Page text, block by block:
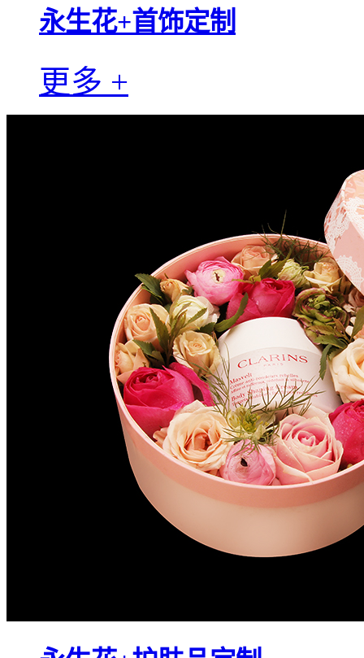
永生花+首饰定制
更多 +